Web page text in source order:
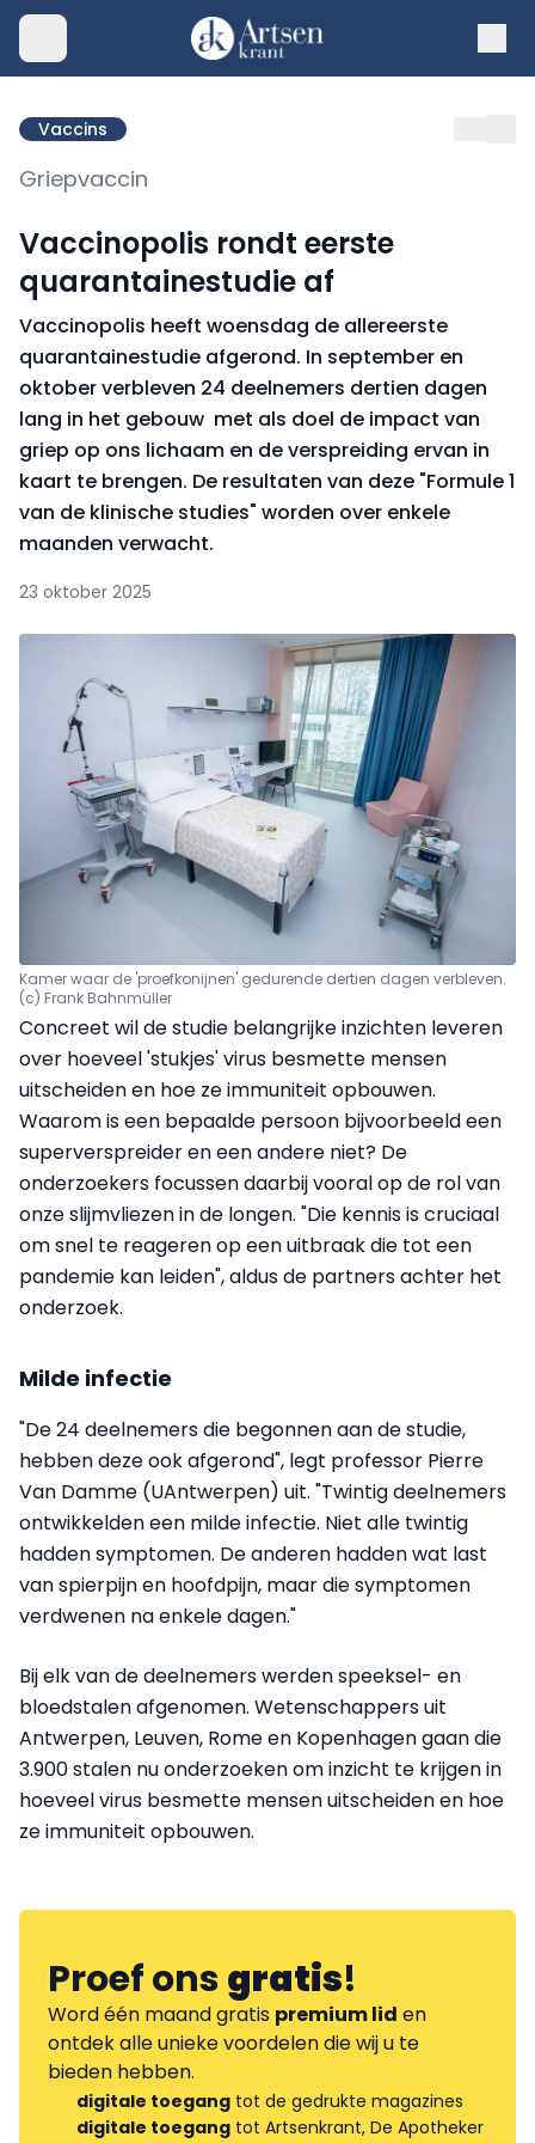
Vaccins
Griepvaccin
Vaccinopolis rondt eerste
quarantainestudie af
Vaccinopolis heeft woensdag de allereerste
quarantainestudie afgerond. In september en
oktober verbleven 24 deelnemers dertien dagen
lang in het gebouw met als doel de impact van
griep op ons lichaam en de verspreiding ervan in
kaart te brengen. De resultaten van deze "Formule 1
van de klinische studies" worden over enkele
maanden verwacht.
23 oktober 2025
Kamer waar de 'proefkonijnen' gedurende dertien dagen verbleven.
(c) Frank Bahnmüller
Concreet wil de studie belangrijke inzichten leveren
over hoeveel 'stukjes' virus besmette mensen
uitscheiden en hoe ze immuniteit opbouwen.
Waarom is een bepaalde persoon bijvoorbeeld een
superverspreider en een andere niet? De
onderzoekers focussen daarbij vooral op de rol van
onze slijmvliezen in de longen. "Die kennis is cruciaal
om snel te reageren op een uitbraak die tot een
pandemie kan leiden", aldus de partners achter het
onderzoek.
Milde infectie
"De 24 deelnemers die begonnen aan de studie,
hebben deze ook afgerond", legt professor Pierre
Van Damme (UAntwerpen) uit. "Twintig deelnemers
ontwikkelden een milde infectie. Niet alle twintig
hadden symptomen. De anderen hadden wat last
van spierpijn en hoofdpijn, maar die symptomen
verdwenen na enkele dagen."
Bij elk van de deelnemers werden speeksel- en
bloedstalen afgenomen. Wetenschappers uit
Antwerpen, Leuven, Rome en Kopenhagen gaan die
3.900 stalen nu onderzoeken om inzicht te krijgen in
hoeveel virus besmette mensen uitscheiden en hoe
ze immuniteit opbouwen.
Proef onsgratis!
Word één maand gratis premium lid en
ontdek alle unieke voordelen die wij u te
bieden hebben.
digitale toegang tot de gedrukte magazines
digitale toegang tot Artsenkrant, De Apotheker